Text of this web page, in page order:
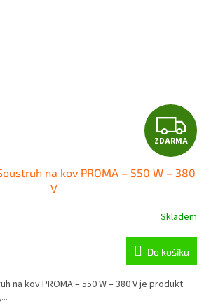
Z
D
A
R
M
A
ZDARMA
na kov PROMA – 550 W – 380
V
Skladem
Do košíku
na kov PROMA – 550 W – 380 V je produkt